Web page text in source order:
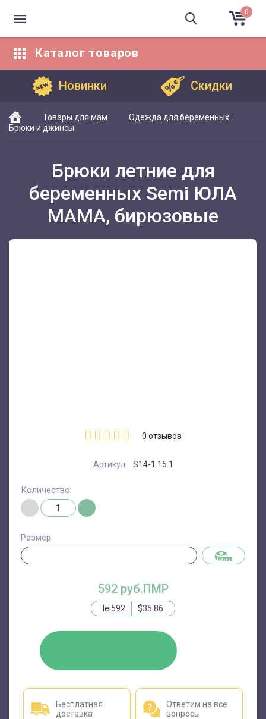
0
Каталог товаров
Новинки Скидки
Товары для мам
Одежда для беременных
Брюки и джинсы
Брюки летние для
беременных Semi ЮЛА
МАМА, бирюзовые
0 отзывов
Артикул: S14-1.15.1
592 руб.ПМР
lei592 $35.86
Количество:
Размер:
Бесплатная
доставка
Ответим на все
вопросы